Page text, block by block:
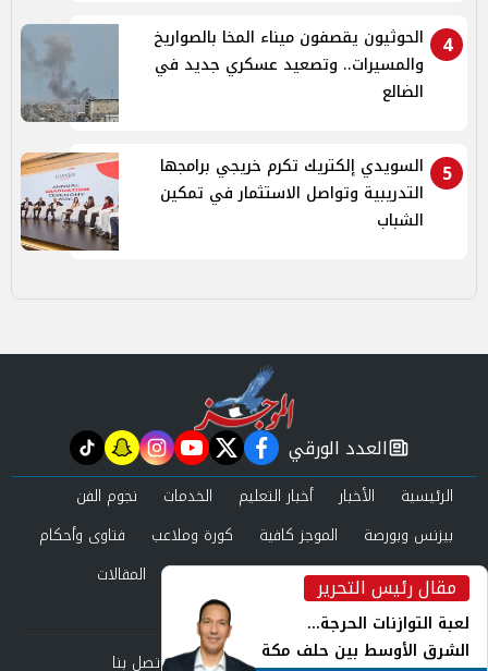
4
الحوثيون يقصفون ميناء المخا بالصواريخ
والمسيرات.. وتصعيد عسكري جديد في
الضالع
5
السويدي إلكتريك تكرم خريجي برامجها
التدريبية وتواصل الاستثمار في تمكين
الشباب
مقال رئيس التحرير
لعبة التوازنات الحرجة...
الشرق الأوسط بين حلف مكة
newspaper
العدد الورقي facebook
twitter
youtube
instagram
snapchat
tiktok
الرئيسية الأخبار أخبار التعليم الخدمات
نجوم الفن
بيزنس وبورصة
الموجز كافية كورة وملاعب
فتاوى وأحكام
صحة وجمال
عرب وعالم حوادث ومحاكم
المقالات
العدد الورقي
من نحن
سياسة الخصوصية اتصل بنا